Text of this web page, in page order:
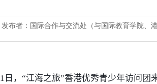
发布者：国际合作与交流处（与国际教育学院
1 日，“江海之旅”香港优秀青少年访问